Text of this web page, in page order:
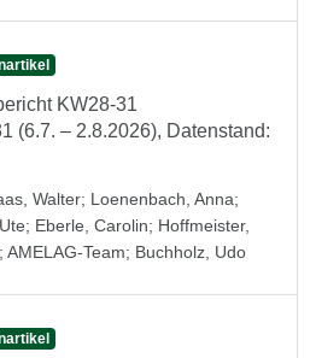
KW28-31
(6.7. – 2.8.2026), Datenstand:
Walter; Loenenbach, Anna;
; Eberle, Carolin; Hoffmeister,
; AMELAG-Team; Buchholz, Udo